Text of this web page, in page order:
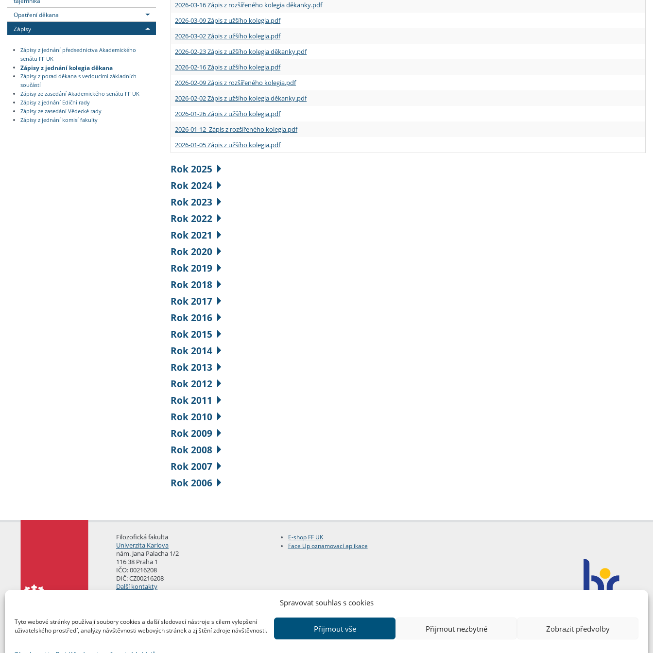
Spravovat souhlas s cookies
Tyto webové stránky používají soubory cookies a další sledovací nástroje s cílem vylepšení
uživatelského prostředí, analýzy návštěvnosti webových stránek a zjištění zdroje návštěvnosti.
Přijmout vše Přijmout nezbytné Zobrazit předvolby
Opatření děkana
Zápisy
Zápisy z jednání předsednictva Akademického
senátu FF UK
Zápisy z jednání kolegia děkana
Zápisy z porad děkana s vedoucími základních
součástí
Zápisy ze zasedání Akademického senátu FF UK
Zápisy z jednání Ediční rady
Zápisy ze zasedání Vědecké rady
Zápisy z jednání komisí fakulty
2026-03-16 Zápis z rozšířeného kolegia děkanky.pdf
2026-03-09 Zápis z užšího kolegia.pdf
2026-03-02 Zápis z užšího kolegia.pdf
2026-02-23 Zápis z užšího kolegia děkanky.pdf
2026-02-16 Zápis z užšího kolegia.pdf
2026-02-09 Zápis z rozšířeného kolegia.pdf
2026-02-02 Zápis z užšího kolegia děkanky.pdf
2026-01-26 Zápis z užšího kolegia.pdf
2026-01-12 Zápis z rozšířeného kolegia.pdf
2026-01-05 Zápis z užšího kolegia.pdf
Rok 2025
Rok 2024
Rok 2023
Rok 2022
Rok 2021
Rok 2020
Rok 2019
Rok 2018
Rok 2017
Rok 2016
Rok 2015
Rok 2014
Rok 2013
Rok 2012
Rok 2011
Rok 2010
Rok 2009
Rok 2008
Rok 2007
Rok 2006
Filozofická fakulta
Univerzita Karlova
nám. Jana Palacha 1/2
116 38 Praha 1
IČO: 00216208
DIČ: CZ00216208
Další kontakty
E-shop FF UK
Face Up oznamovací aplikace